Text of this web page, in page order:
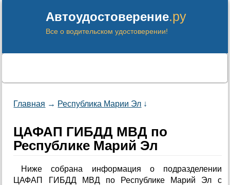
Автоудостоверение.ру
Все о водительском удостоверении!
Главная → Республика Марии Эл ↓
ЦАФАП ГИБДД МВД по
Республике Марий Эл
Ниже собрана информация о подразделении
ЦАФАП ГИБДД МВД по Республике Марий Эл с